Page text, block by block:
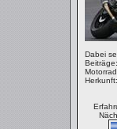
Dabei